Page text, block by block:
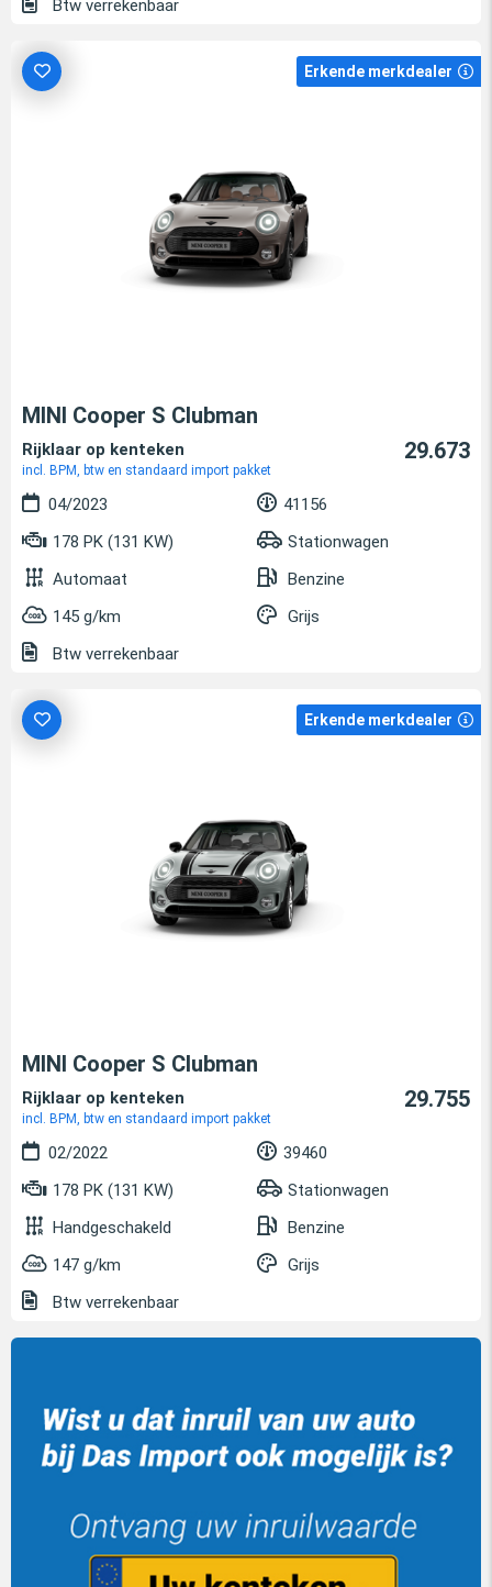
Btw verrekenbaar
Erkende merkdealer
MINI Cooper S Clubman
Rijklaar op kenteken
incl. BPM, btw en standaard import pakket
29.673
04/2023
41156
178 PK (131 KW)
Stationwagen
Automaat
Benzine
145 g/km
Grijs
Btw verrekenbaar
Erkende merkdealer
MINI Cooper S Clubman
Rijklaar op kenteken
incl. BPM, btw en standaard import pakket
29.755
02/2022
39460
178 PK (131 KW)
Stationwagen
Handgeschakeld
Benzine
147 g/km
Grijs
Btw verrekenbaar